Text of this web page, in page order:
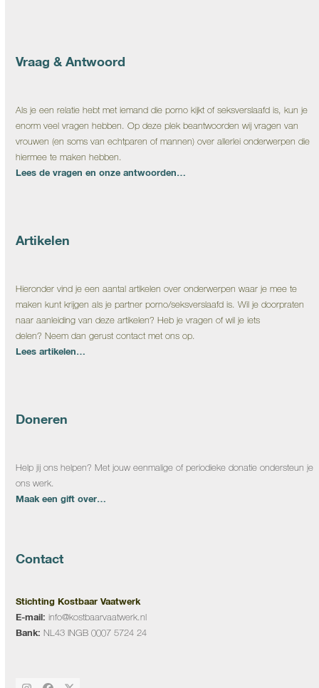
Vraag & Antwoord
Als je een relatie hebt met iemand die porno kijkt of seksverslaafd is, kun je
enorm veel vragen hebben. Op deze plek beantwoorden wij vragen van
vrouwen (en soms van echtparen of mannen) over allerlei onderwerpen die
hiermee te maken hebben.
Lees de vragen en onze antwoorden…
Artikelen
Hieronder vind je een aantal artikelen over onderwerpen waar je mee te
maken kunt krijgen als je partner porno/seksverslaafd is. Wil je doorpraten
naar aanleiding van deze artikelen? Heb je vragen of wil je iets
delen? Neem dan gerust contact met ons op.
Lees artikelen…
Doneren
Help jij ons helpen? Met jouw eenmalige of periodieke donatie ondersteun je
ons werk.
Maak een gift over…
Contact
Stichting Kostbaar Vaatwerk
E-mail: info@kostbaarvaatwerk.nl
Bank: NL43 INGB 0007 5724 24